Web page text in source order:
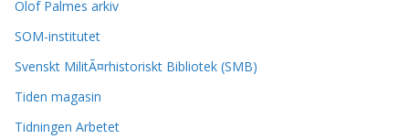
Olof Palmes arkiv
SOM-institutet
Svenskt MilitÃ¤rhistoriskt Bibliotek (SMB)
Tiden magasin
Tidningen Arbetet